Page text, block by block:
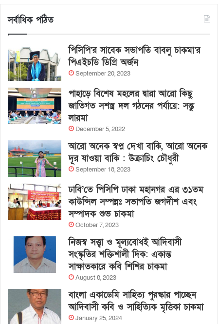
সর্বাধিক পঠিত
পিসিপি’র সাবেক সভাপতি বাবলু চাকমা’র
পিএইচডি ডিগ্রি অর্জন
September 20, 2023
পাহাড়ে বিশেষ মহলের দ্বারা আরো কিছু
জাতিগত সশস্ত্র দল গঠনের পর্যায়ে: সন্তু
লারমা
December 5, 2022
আরো অনেক স্বপ্ন দেখা বাকি, আরো অনেক
দূর যাওয়া বাকি : উক্রাচিং চৌধুরী
September 18, 2023
ঢাবি’তে পিসিপি ঢাকা মহানগর এর ৩১তম
কাউন্সিল সম্পন্নঃ সভাপতি জগদীশ এবং
সম্পাদক শুভ চাকমা
October 7, 2023
নিজস্ব সত্ত্বা ও মূল্যবোধই আদিবাসী
সংস্কৃতির শক্তিশালী দিক: একান্ত
সাক্ষাতকারে কবি শিশির চাকমা
August 8, 2023
বাংলা একাডেমি সাহিত্য পুরস্কার পাচ্ছেন
আদিবাসী কবি ও সাহিত্যিক মৃত্তিকা চাকমা
January 25, 2024